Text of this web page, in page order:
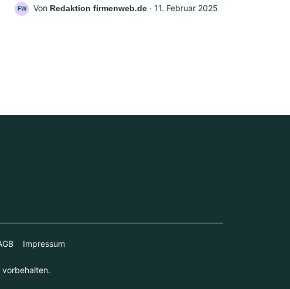
FW Von Redaktion firmenweb.de ‧ 11. Februar 2025
Impressum